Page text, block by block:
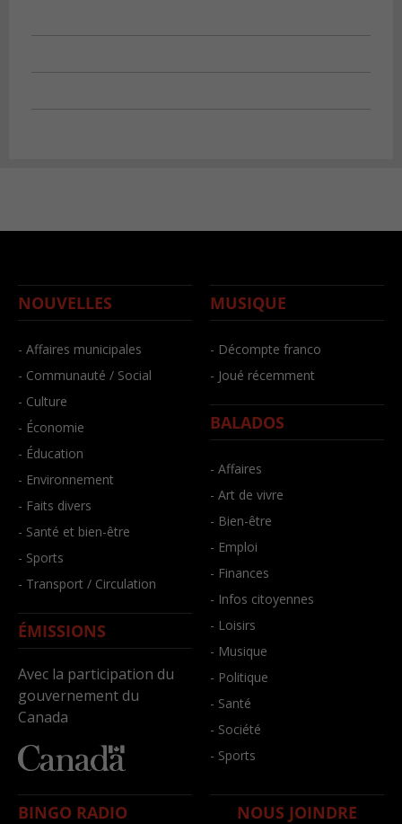
NOUVELLES
- Affaires municipales
- Communauté / Social
- Culture
- Économie
- Éducation
- Environnement
- Faits divers
- Santé et bien-être
- Sports
- Transport / Circulation
ÉMISSIONS
Avec la participation du
gouvernement du
Canada
MUSIQUE
- Décompte franco
- Joué récemment
BALADOS
- Affaires
- Art de vivre
- Bien-être
- Emploi
- Finances
- Infos citoyennes
- Loisirs
- Musique
- Politique
- Santé
- Société
- Sports
BINGO RADIO NOUS JOINDRE